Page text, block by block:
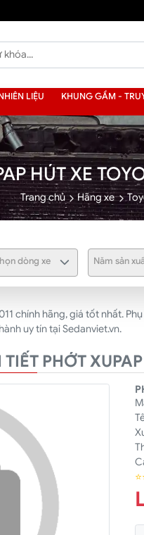
LIỆU KHUNG GẦM -
HÚT XE
Trang chủ Hãng xe
dòng xe Năm sản
chính hãng, giá tốt nhất.
uy tín tại Sedanviet.vn.
TIẾT PHỚT